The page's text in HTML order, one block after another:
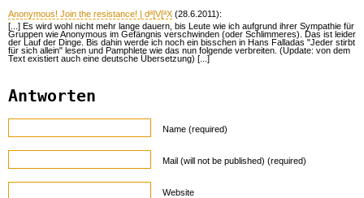
Anonymous! Join the resistance! | dª]V[ªX (28.6.2011):
[...] Es wird wohl nicht mehr lange dauern, bis Leute wie ich aufgrund ihrer Sympathie für
Gruppen wie Anonymous im Gefängnis verschwinden (oder Schlimmeres). Das ist leider
der Lauf der Dinge. Bis dahin werde ich noch ein bisschen in Hans Falladas "Jeder stirbt
für sich allein" lesen und Pamphlete wie das nun folgende verbreiten. (Update: von dem
Text existiert auch eine deutsche Übersetzung) [...]
Antworten
Name (required)
Mail (will not be published) (required)
Website